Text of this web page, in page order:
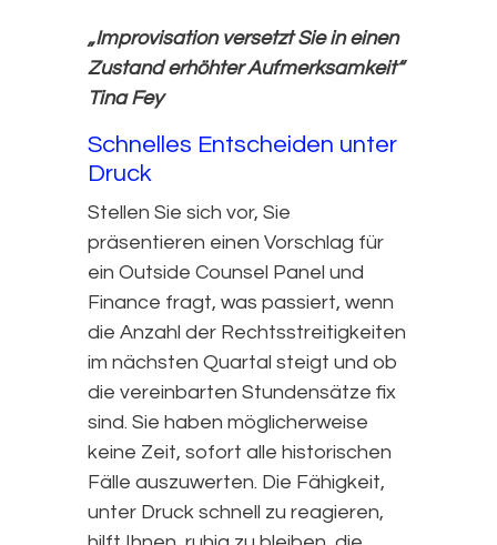
„Improvisation versetzt Sie in einen
Zustand erhöhter Aufmerksamkeit“
Tina Fey
Schnelles Entscheiden unter
Druck
Stellen Sie sich vor, Sie
präsentieren einen Vorschlag für
ein Outside Counsel Panel und
Finance fragt, was passiert, wenn
die Anzahl der Rechtsstreitigkeiten
im nächsten Quartal steigt und ob
die vereinbarten Stundensätze fix
sind. Sie haben möglicherweise
keine Zeit, sofort alle historischen
Fälle auszuwerten. Die Fähigkeit,
unter Druck schnell zu reagieren,